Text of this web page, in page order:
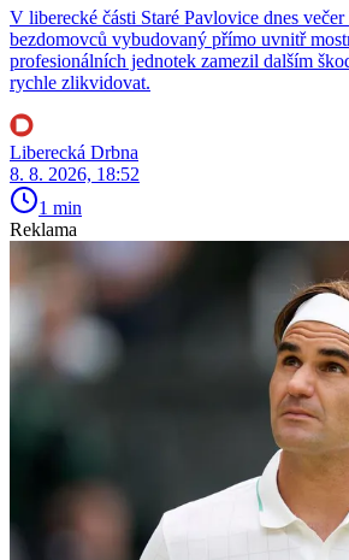
V liberecké části Staré Pavlovice dnes
bezdomovců vybudovaný přímo uvnitř
profesionálních jednotek zamezil dalším
rychle zlikvidovat.
Liberecká Drbna
8. 8. 2026, 18:52
1 min
Reklama